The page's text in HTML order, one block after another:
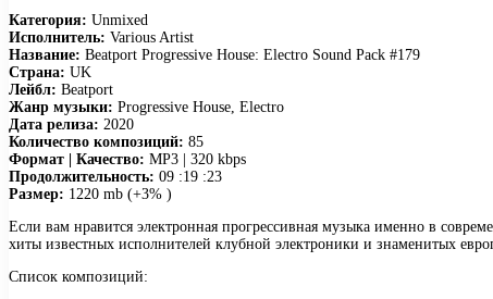
Категория: Unmixed
Исполнитель: Various Artist
Название: Beatport Progressive House: Electro Sound Pack #179
Страна: UK
Лейбл: Beatport
Жанр музыки: Progressive House, Electro
Дата релиза: 2020
Количество композиций: 85
Формат | Качество: MP3 | 320 kbps
Продолжительность: 09 :19 :23
Размер: 1220 mb (+3% )
Если вам нравится электронная прогрессивная музыка именно в
хиты известных исполнителей клубной электроники и знаменитых
Список композиций: